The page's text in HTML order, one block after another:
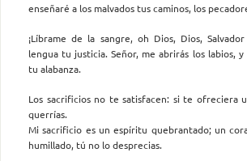
enseñaré a los malvados tus caminos, los
¡Líbrame de la sangre, oh Dios, Dios,
lengua tu justicia. Señor, me abrirás los labios,
tu alabanza.
Los sacrificios no te satisfacen: si te ofreciera
querrías.
Mi sacrificio es un espíritu quebrantado; un
humillado, tú no lo desprecias.